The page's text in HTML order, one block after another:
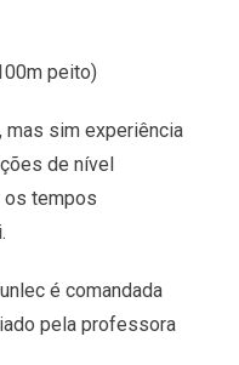
peito)
mas sim experiência
de nível
os tempos
é comandada
pela professora